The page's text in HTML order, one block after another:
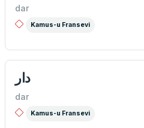
dar
Kamus-u Fransevi
دار
dar
Kamus-u Fransevi